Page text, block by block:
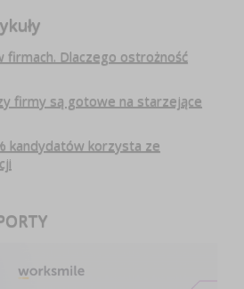
firmach. Dlaczego ostrożność
firmy są gotowe na starzejące
kandydatów korzysta ze